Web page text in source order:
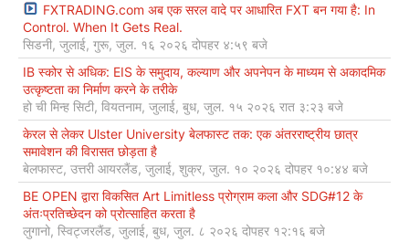
FXTRADING.com अब एक सरल वादे पर आधारित FXT बन गया है: In
Control. When It Gets Real.
सिडनी, जुलाई, गुरू, जुल. १६ २०२६ दोपहर ४:५९ बजे
IB स्कोर से अधिक: EIS के समुदाय, कल्याण और अपनेपन के माध्यम से अकादमिक
उत्कृष्टता का निर्माण करने के तरीके
हो ची मिन्ह सिटी, वियतनाम, जुलाई, बुध, जुल. १५ २०२६ रात ३:२३ बजे
केरल से लेकर Ulster University बेलफास्ट तक: एक अंतरराष्ट्रीय छात्र
समावेशन की विरासत छोड़ता है
बेलफास्ट, उत्तरी आयरलैंड, जुलाई, शुक्र, जुल. १० २०२६ दोपहर १०:४४ बजे
BE OPEN द्वारा विकसित Art Limitless प्रोग्राम कला और SDG#12 के
अंतःप्रतिच्छेदन को प्रोत्साहित करता है
लुगानो, स्विट्जरलैंड, जुलाई, बुध, जुल. ८ २०२६ दोपहर १२:१६ बजे